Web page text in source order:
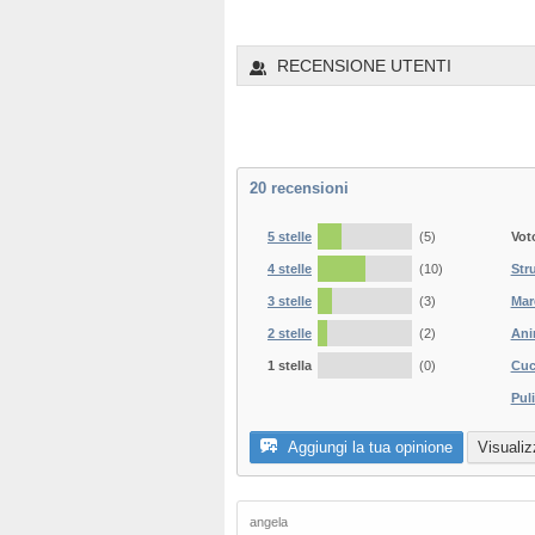
RECENSIONE UTENTI
20 recensioni
5 stelle (5)
4 stelle (10)
3 stelle (3)
2 stelle (2)
1 stella (0)
Aggiungi la tua opinione
angela